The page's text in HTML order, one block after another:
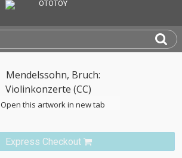
Open this artwork in new tab
Express Checkout